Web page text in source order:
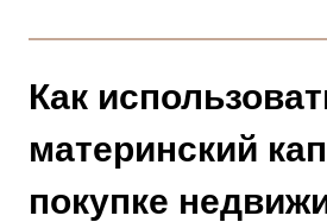
Как
материнский
покупке